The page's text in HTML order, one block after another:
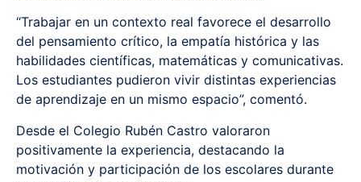
“Trabajar en un contexto real favorece el desarrollo
del pensamiento crítico, la empatía histórica y las
habilidades científicas, matemáticas y comunicativas.
Los estudiantes pudieron vivir distintas experiencias
de aprendizaje en un mismo espacio”, comentó.
Desde el Colegio Rubén Castro valoraron
positivamente la experiencia, destacando la
motivación y participación de los escolares durante